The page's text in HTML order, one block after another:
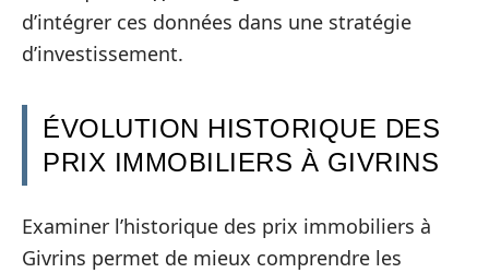
d’intégrer ces données dans une stratégie
d’investissement.
ÉVOLUTION HISTORIQUE DES
PRIX IMMOBILIERS À GIVRINS
Examiner l’historique des prix immobiliers à
Givrins permet de mieux comprendre les